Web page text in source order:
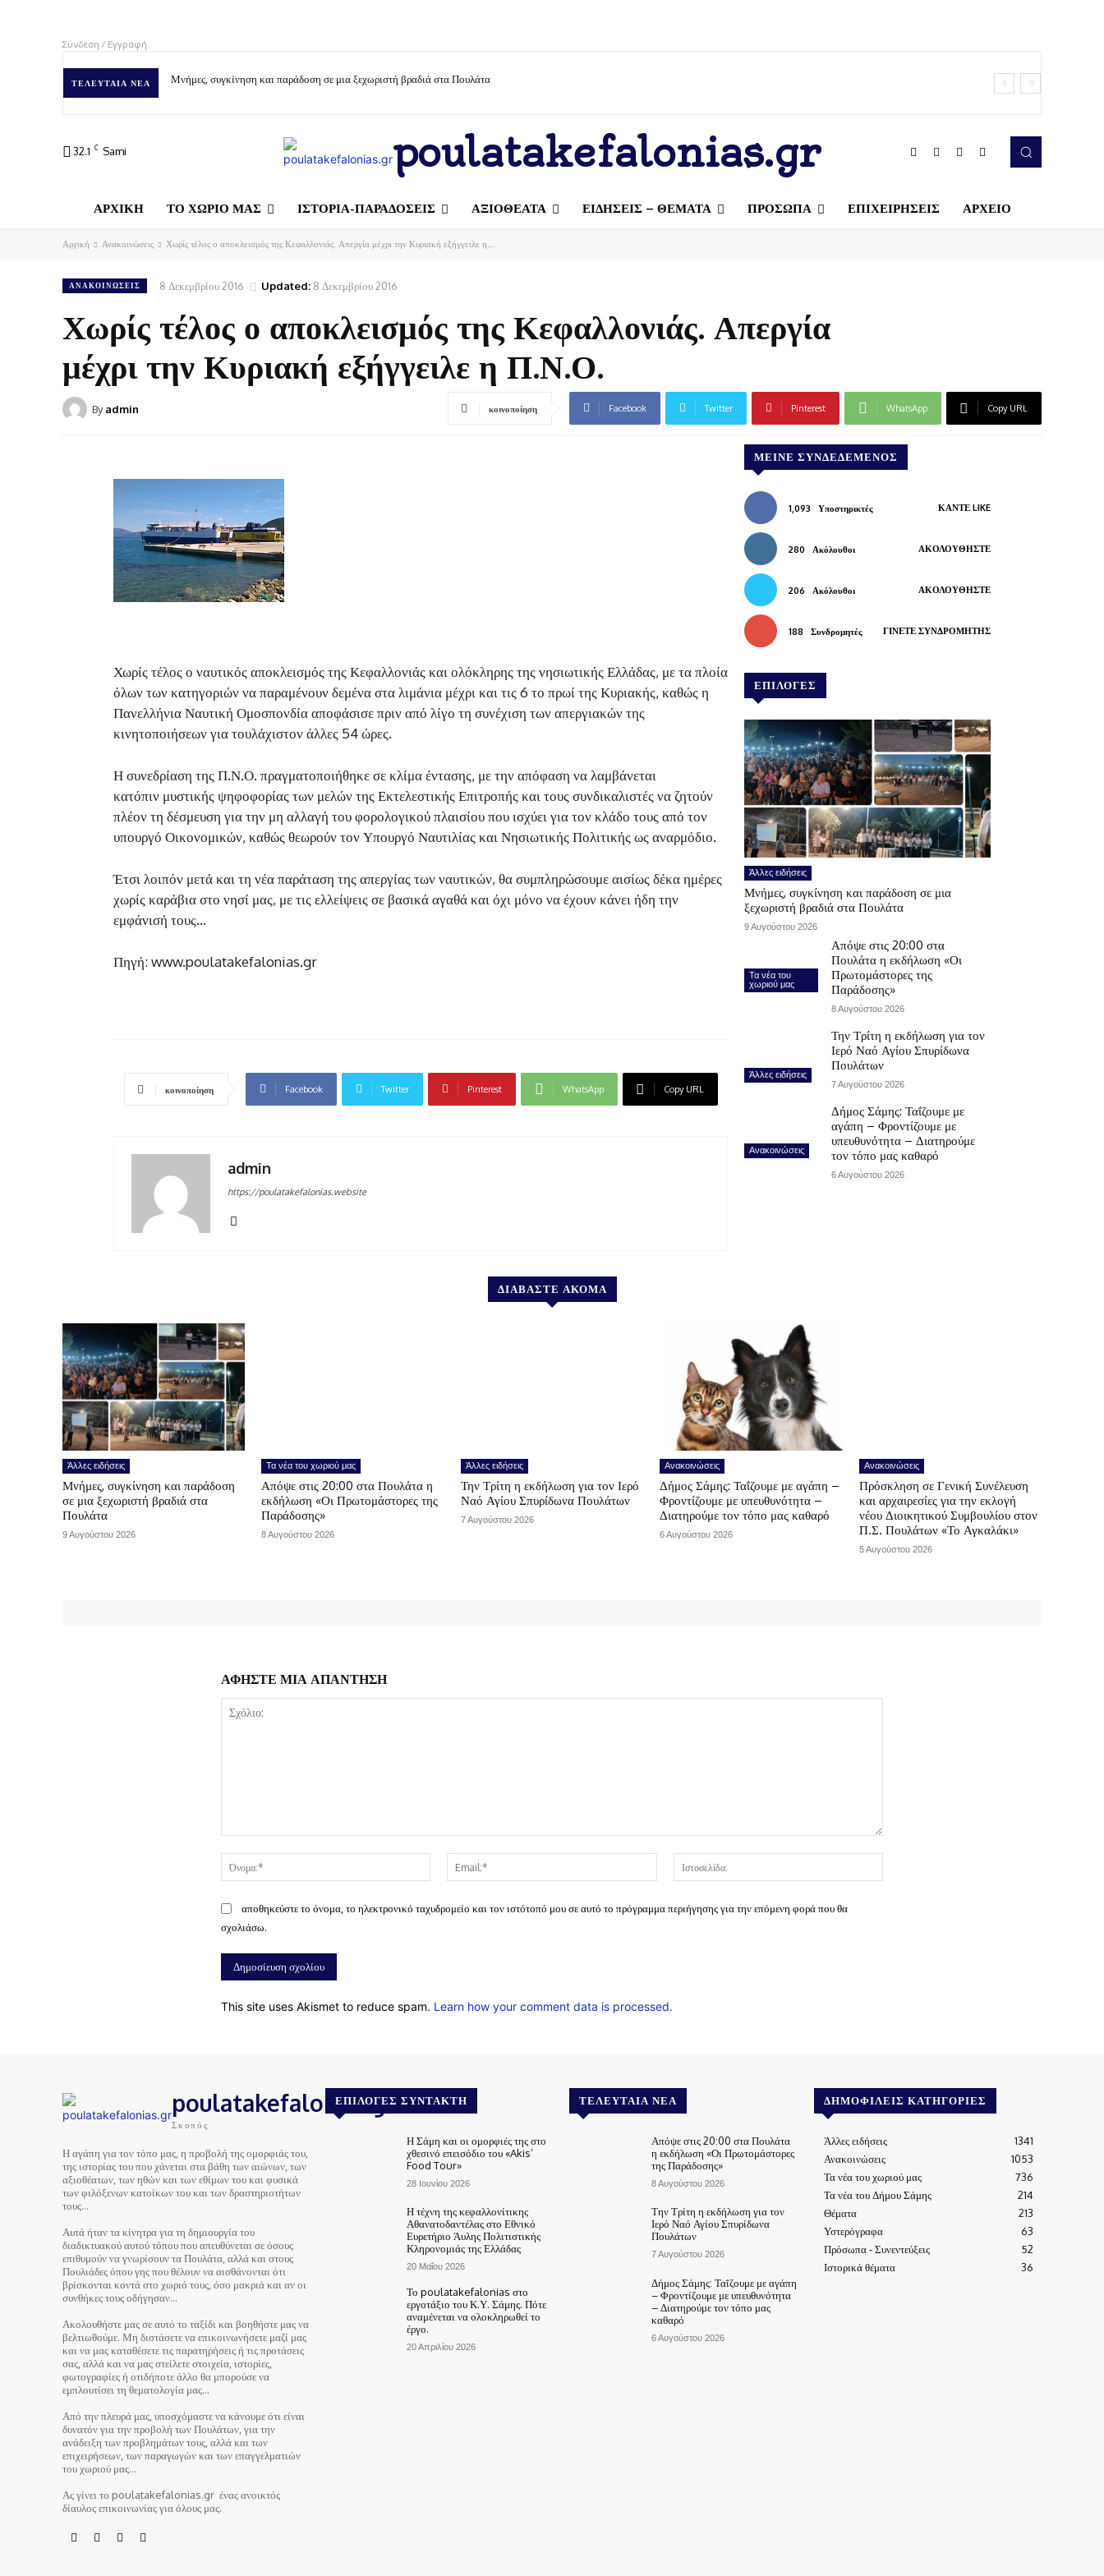
Σύνδεση / Εγγραφή
ΤΕΛΕΥΤΑΊΑ ΝΈΑ Μνήμες, συγκίνηση και παράδοση σε μια ξεχωριστή βραδιά στα Πουλάτα
32.1 C Sami poulatakefalonias.gr
ΑΡΧΙΚΗ ΤΟ ΧΩΡΙΟ ΜΑΣ ΙΣΤΟΡΙΑ-ΠΑΡΑΔΟΣΕΙΣ ΑΞΙΟΘΕΑΤΑ ΕΙΔΗΣΕΙΣ – ΘΕΜΑΤΑ ΠΡΟΣΩΠΑ ΕΠΙΧΕΙΡΗΣΕΙΣ ΑΡΧΕΙΟ
Αρχική Ανακοινώσεις Χωρίς τέλος ο αποκλεισμός της Κεφαλλονιάς. Απεργία μέχρι την Κυριακή εξήγγειλε η...
ΑΝΑΚΟΙΝΏΣΕΙΣ 8 Δεκεμβρίου 2016 Updated: 8 Δεκεμβρίου 2016
Χωρίς τέλος ο αποκλεισμός της Κεφαλλονιάς. Απεργία
μέχρι την Κυριακή εξήγγειλε η Π.Ν.Ο.
By admin κοινοποίηση Facebook Twitter Pinterest WhatsApp Copy URL
Χωρίς τέλος ο ναυτικός αποκλεισμός της Κεφαλλονιάς και ολόκληρης της νησιωτικής Ελλάδας, με τα πλοία
όλων των κατηγοριών να παραμένουν δεμένα στα λιμάνια μέχρι και τις 6 το πρωί της Κυριακής, καθώς η
Πανελλήνια Ναυτική Ομοσπονδία αποφάσισε πριν από λίγο τη συνέχιση των απεργιακών της
κινητοποιήσεων για τουλάχιστον άλλες 54 ώρες.
Η συνεδρίαση της Π.Ν.Ο. πραγματοποιήθηκε σε κλίμα έντασης, με την απόφαση να λαμβάνεται
κατόπιν μυστικής ψηφοφορίας των μελών της Εκτελεστικής Επιτροπής και τους συνδικαλιστές να ζητούν
πλέον τη δέσμευση για την μη αλλαγή του φορολογικού πλαισίου που ισχύει για τον κλάδο τους από τον
υπουργό Οικονομικών, καθώς θεωρούν τον Υπουργό Ναυτιλίας και Νησιωτικής Πολιτικής ως αναρμόδιο.
Έτσι λοιπόν μετά και τη νέα παράταση της απεργίας των ναυτικών, θα συμπληρώσουμε αισίως δέκα ημέρες
χωρίς καράβια στο νησί μας, με τις ελλείψεις σε βασικά αγαθά και όχι μόνο να έχουν κάνει ήδη την
εμφάνισή τους…
Πηγή: www.poulatakefalonias.gr
κοινοποίηση Facebook Twitter Pinterest WhatsApp Copy URL
admin
https://poulatakefalonias.website
ΜΕΊΝΕ ΣΥΝΔΕΔΕΜΈΝΟΣ
1,093 Υποστηρικτές ΚΆΝΤΕ LIKE
280 Ακόλουθοι ΑΚΟΛΟΥΘΉΣΤΕ
206 Ακόλουθοι ΑΚΟΛΟΥΘΉΣΤΕ
188 Συνδρομητές ΓΊΝΕΤΕ ΣΥΝΔΡΟΜΗΤΉΣ
ΕΠΙΛΟΓΕΣ
Άλλες ειδήσεις
Μνήμες, συγκίνηση και παράδοση σε μια
ξεχωριστή βραδιά στα Πουλάτα
9 Αυγούστου 2026
Τα νέα του
χωριού μας
Απόψε στις 20:00 στα
Πουλάτα η εκδήλωση «Οι
Πρωτομάστορες της
Παράδοσης»
8 Αυγούστου 2026
Άλλες ειδήσεις
Την Τρίτη η εκδήλωση για τον
Ιερό Ναό Αγίου Σπυρίδωνα
Πουλάτων
7 Αυγούστου 2026
Ανακοινώσεις
Δήμος Σάμης: Ταΐζουμε με
αγάπη – Φροντίζουμε με
υπευθυνότητα – Διατηρούμε
τον τόπο μας καθαρό
6 Αυγούστου 2026
ΔΙΑΒΑΣΤΕ ΑΚΟΜΑ
Άλλες ειδήσεις
Μνήμες, συγκίνηση και παράδοση
σε μια ξεχωριστή βραδιά στα
Πουλάτα
9 Αυγούστου 2026
Τα νέα του χωριού μας
Απόψε στις 20:00 στα Πουλάτα η
εκδήλωση «Οι Πρωτομάστορες της
Παράδοσης»
8 Αυγούστου 2026
Άλλες ειδήσεις
Την Τρίτη η εκδήλωση για τον Ιερό
Ναό Αγίου Σπυρίδωνα Πουλάτων
7 Αυγούστου 2026
Ανακοινώσεις
Δήμος Σάμης: Ταΐζουμε με αγάπη –
Φροντίζουμε με υπευθυνότητα –
Διατηρούμε τον τόπο μας καθαρό
6 Αυγούστου 2026
Ανακοινώσεις
Πρόσκληση σε Γενική Συνέλευση
και αρχαιρεσίες για την εκλογή
νέου Διοικητικού Συμβουλίου στον
Π.Σ. Πουλάτων «Το Αγκαλάκι»
5 Αυγούστου 2026
ΑΦΗΣΤΕ ΜΙΑ ΑΠΑΝΤΗΣΗ
Όνομα:*
Email:*
αποθηκεύστε το όνομα, το ηλεκτρονικό ταχυδρομείο και τον ιστότοπό μου σε αυτό το πρόγραμμα περιήγησης για την επόμενη φορά που θα
σχολιάσω.
This site uses Akismet to reduce spam. Learn how your comment data is processed.
poulatakefalonias.gr
Σκοπός
Η αγάπη για τον τόπο μας, η προβολή της ομορφιάς του,
της ιστορίας του που χάνεται στα βάθη των αιώνων, των
αξιοθέατων, των ηθών και των εθίμων του και φυσικά
των φιλόξενων κατοίκων του και των δραστηριοτήτων
τους…
Αυτά ήταν τα κίνητρα για τη δημιουργία του
διαδικτυακού αυτού τόπου που απευθύνεται σε όσους
επιθυμούν να γνωρίσουν τα Πουλάτα, αλλά και στους
Πουλιάδες όπου γης που θέλουν να αισθάνονται ότι
βρίσκονται κοντά στο χωριό τους, όσο μακριά και αν οι
συνθήκες τους οδήγησαν…
Ακολουθήστε μας σε αυτό το ταξίδι και βοηθήστε μας να
βελτιωθούμε. Μη διστάσετε να επικοινωνήσετε μαζί μας
και να μας καταθέσετε τις παρατηρήσεις ή τις προτάσεις
σας, αλλά και να μας στείλετε στοιχεία, ιστορίες,
φωτογραφίες ή οτιδήποτε άλλο θα μπορούσε να
εμπλουτίσει τη θεματολογία μας…
Από την πλευρά μας, υποσχόμαστε να κάνουμε ότι είναι
δυνατόν για την προβολή των Πουλάτων, για την
ανάδειξη των προβλημάτων τους, αλλά και των
επιχειρήσεων, των παραγωγών και των επαγγελματιών
του χωριού μας…
Ας γίνει το poulatakefalonias.gr ένας ανοικτός
δίαυλος επικοινωνίας για όλους μας.
ΕΠΙΛΟΓΈΣ ΣΥΝΤΆΚΤΗ
Η Σάμη και οι ομορφιές της στο
χθεσινό επεισόδιο του «Akis’
Food Tour»
28 Ιουνίου 2026
Η τέχνη της κεφαλλονίτικης
Αθανατοδαντέλας στο Εθνικό
Ευρετήριο Άυλης Πολιτιστικής
Κληρονομιάς της Ελλάδας
20 Μαΐου 2026
Το poulatakefalonias στο
εργοτάξιο του Κ.Υ. Σάμης. Πότε
αναμένεται να ολοκληρωθεί το
έργο.
20 Απριλίου 2026
ΤΕΛΕΥΤΑΊΑ ΝΈΑ
Απόψε στις 20:00 στα Πουλάτα
η εκδήλωση «Οι Πρωτομάστορες
της Παράδοσης»
8 Αυγούστου 2026
Την Τρίτη η εκδήλωση για τον
Ιερό Ναό Αγίου Σπυρίδωνα
Πουλάτων
7 Αυγούστου 2026
Δήμος Σάμης: Ταΐζουμε με αγάπη
– Φροντίζουμε με υπευθυνότητα
– Διατηρούμε τον τόπο μας
καθαρό
6 Αυγούστου 2026
ΔΗΜΟΦΙΛΕΊΣ ΚΑΤΗΓΟΡΊΕΣ
Άλλες ειδήσεις
1341
Ανακοινώσεις
1053
Τα νέα του χωριού μας
736
Τα νέα του Δήμου Σάμης
214
Θέματα
213
Υστερόγραφα
63
Πρόσωπα - Συνεντεύξεις
52
Ιστορικά θέματα
36